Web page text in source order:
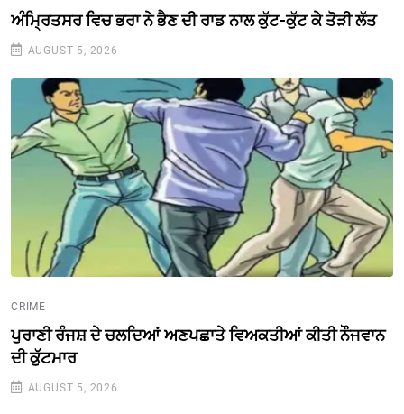
ਅੰਮ੍ਰਿਤਸਰ ਵਿਚ ਭਰਾ ਨੇ ਭੈਣ ਦੀ ਰਾਡ ਨਾਲ ਕੁੱਟ-ਕੁੱਟ ਕੇ ਤੋੜੀ ਲੱਤ
AUGUST 5, 2026
CRIME
ਪੁਰਾਣੀ ਰੰਜਸ਼ ਦੇ ਚਲਦਿਆਂ ਅਣਪਛਾਤੇ ਵਿਅਕਤੀਆਂ ਕੀਤੀ ਨੌੌਜਵਾਨ
ਦੀ ਕੁੱਟਮਾਰ
AUGUST 5, 2026